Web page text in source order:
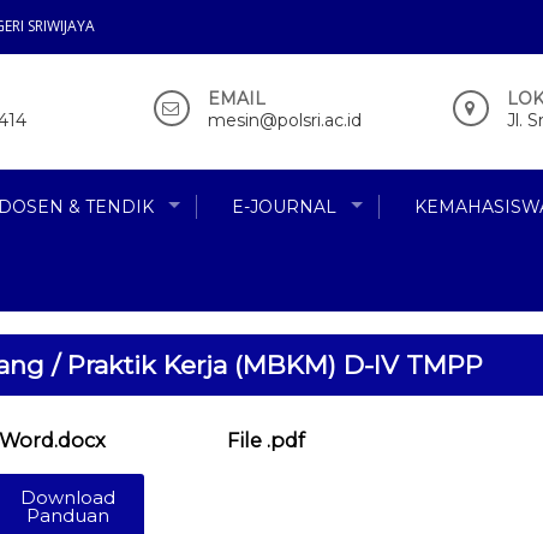
SRIWIJAYA
EMAIL
mesin@polsri.ac.id
Jl.
DOSEN & TENDIK E-JOURNAL
/ Praktik Kerja (MBKM) D-IV TMPP
File .pdf
Download
Panduan